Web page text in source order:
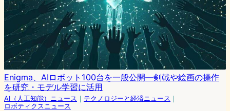
Enigma、AIロボット100台を一般公開―剣戟や絵画の操作
を研究・モデル学習に活用
AI（人工知能）ニュース ｜ テクノロジーと経済ニュース ｜
ロボティクスニュース